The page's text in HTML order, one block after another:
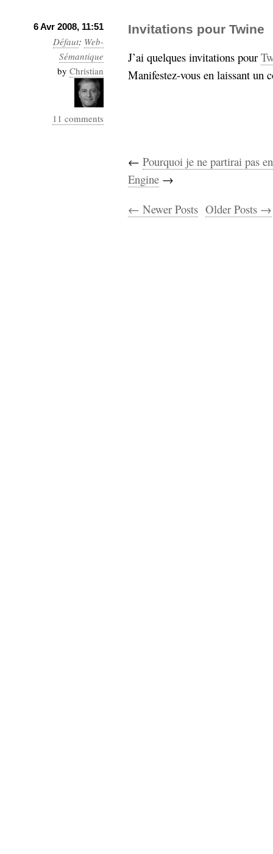
6 Avr 2008, 11:51
Défaut: Web-
Sémantique
by Christian
11 comments
Invitations pour Twine
J’ai quelques invitations pour
Manifestez-vous en laissant un
← Pourquoi je ne partirai pas
Engine →
← Newer Posts Older Posts →